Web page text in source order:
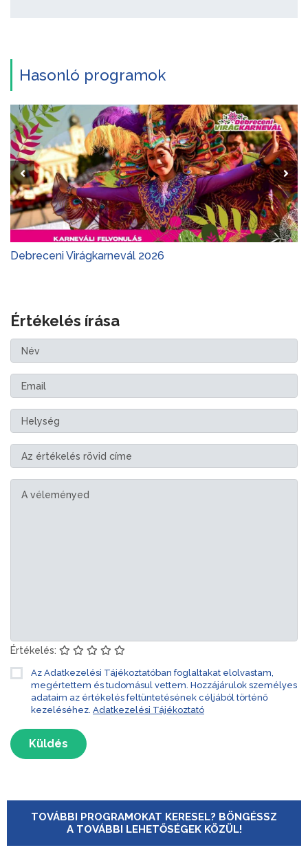
Hasonló programok
Debreceni Virágkarnevál 2026
Értékelés írása
Értékelés:
Az Adatkezelési Tájékoztatóban foglaltakat elolvastam,
megértettem és tudomásul vettem. Hozzájárulok személyes
adataim az értékelés feltüntetésének céljából történő
kezeléséhez. Adatkezelési Tájékoztató
Küldés
TOVÁBBI PROGRAMOKAT KERESEL? BÖNGÉSSZ
A TOVÁBBI LEHETŐSÉGEK KÖZÜL!